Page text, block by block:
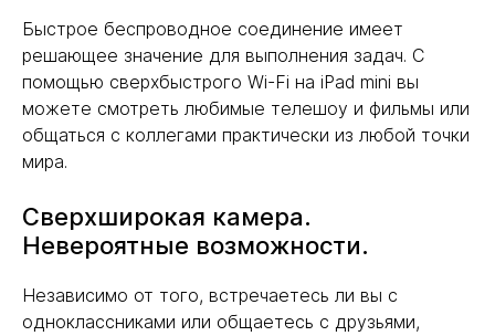
Быстрое беспроводное соединение имеет
решающее значение для выполнения задач. С
помощью сверхбыстрого Wi-Fi на iPad mini вы
можете смотреть любимые телешоу и фильмы или
общаться с коллегами практически из любой точки
мира.
Сверхширокая камера.
Невероятные возможности.
Независимо от того, встречаетесь ли вы с
одноклассниками или общаетесь с друзьями,